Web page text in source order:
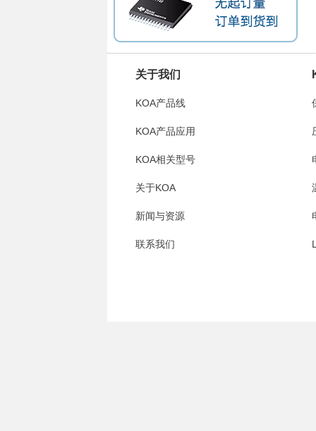
关于我们
KOA产品线
KOA产品应用
KOA相关型号
关于KOA
新闻与资源
联系我们